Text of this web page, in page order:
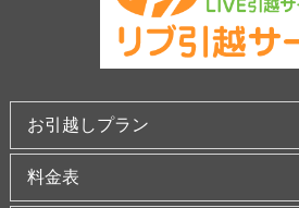
お引越しプラン
料金表